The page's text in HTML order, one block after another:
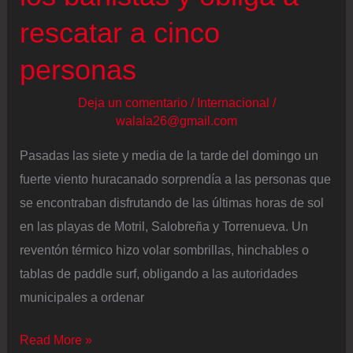
de
su
fachada
rescatar a cinco
personas
Deja un comentario / Internacional /
walala26@gmail.com
Pasadas las siete y media de la tarde del domingo un
fuerte viento huracanado sorprendía a las personas que
se encontraban disfrutando de las últimas horas de sol
en las playas de Motril, Salobreña y Torrenueva. Un
reventón térmico hizo volar sombrillas, hinchables o
tablas de paddle surf, obligando a las autoridades
municipales a ordenar
Un
Read More »